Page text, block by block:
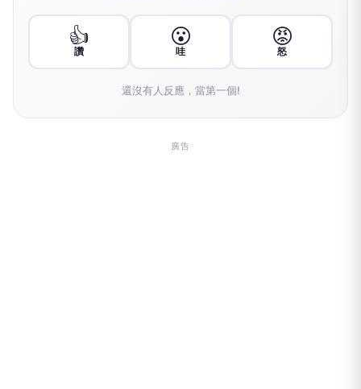
👍
讚
😮
哇
😡
怒
還沒有人反應，當第一個!
廣告